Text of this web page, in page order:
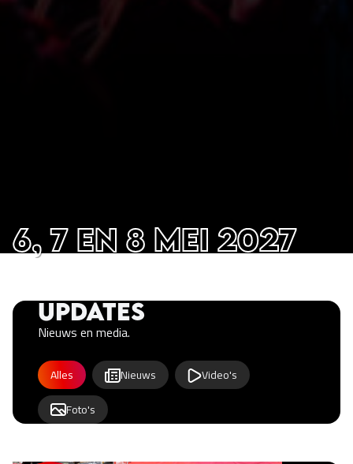
6, 7 en 8 mei 2027
Updates
Nieuws en media.
Updates category filter
Alles Nieuws Video's
Foto's